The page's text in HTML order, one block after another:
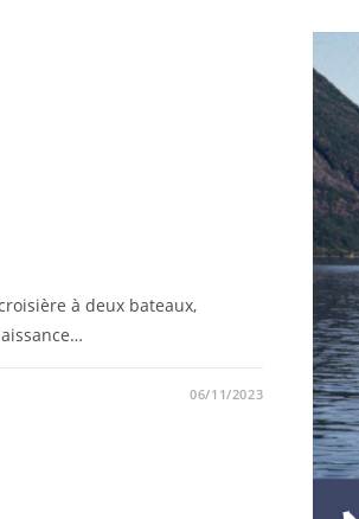
à deux bateaux,
06/11/2023